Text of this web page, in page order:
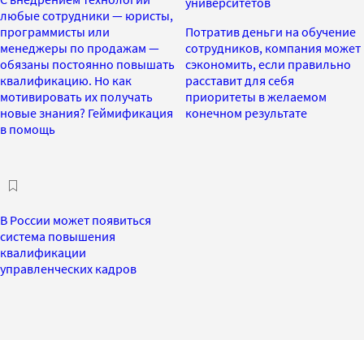
любые сотрудники — юристы,
программисты или
менеджеры по продажам —
обязаны постоянно повышать
квалификацию. Но как
мотивировать их получать
новые знания? Геймификация
в помощь
Потратив деньги на обучение
сотрудников, компания может
сэкономить, если правильно
расставит для себя
приоритеты в желаемом
конечном результате
В России может появиться
система повышения
квалификации
управленческих кадров